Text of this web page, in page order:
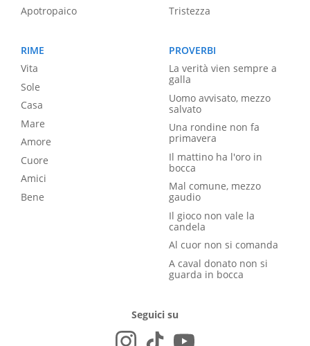
Apotropaico
Tristezza
RIME
Vita
Sole
Casa
Mare
Amore
Cuore
Amici
Bene
PROVERBI
La verità vien sempre a
galla
Uomo avvisato, mezzo
salvato
Una rondine non fa
primavera
Il mattino ha l'oro in
bocca
Mal comune, mezzo
gaudio
Il gioco non vale la
candela
Al cuor non si comanda
A caval donato non si
guarda in bocca
Seguici su